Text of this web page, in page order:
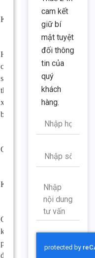
Không. □
Hành vi đăng tải,
công bố thông tin
sai lệch về an toàn
thực phẩm gây bức
xúc cho xã hội có
bị cấm hay không?
Có.
Không. □
Cơ sở sản xuất,
kinh doanh thực
phẩm có phải bảo
đảm có diện tích
cam kết
giữ bí
mật tuyệt
đối thông
tin của
quý
khách
hàng.